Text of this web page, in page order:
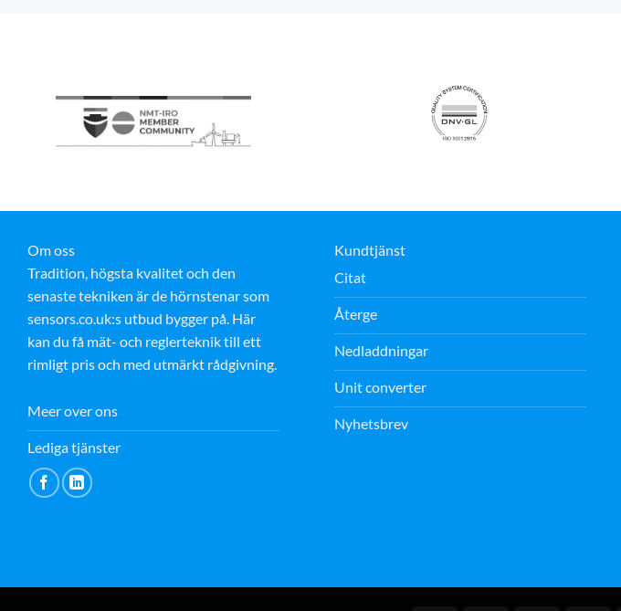
Om oss
Tradition, högsta kvalitet och den
senaste tekniken är de hörnstenar som
sensors.co.uk:s utbud bygger på. Här
kan du få mät- och reglerteknik till ett
rimligt pris och med utmärkt rådgivning.
Meer over ons
Lediga tjänster
Kundtjänst
Citat
Återge
Nedladdningar
Unit converter
Nyhetsbrev